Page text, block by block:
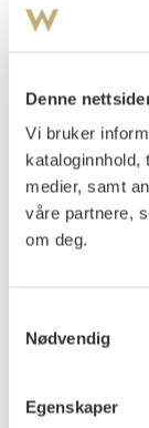
Denne
Vi bruker
kataloginnhold,
medier, samt
våre partnere,
om deg.
Nødvendig
Egenskaper
Komposisjon
41x33
Vurdering
NOK 50